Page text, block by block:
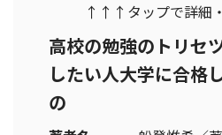
↑↑↑タップで詳細
高校の勉強のトリ
したい人大学に合格
の